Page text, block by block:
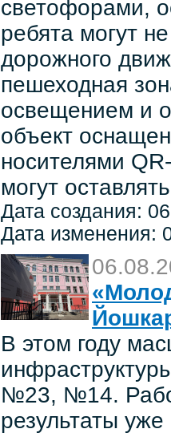
светофорами,
ребята могут
дорожного
пешеходная
освещением и
объект
носителями
могут
Дата создания:
Дата изменения:
В этом году
№23, №14.
результаты